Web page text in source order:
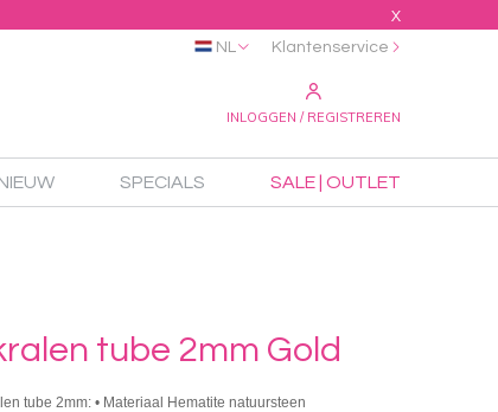
X
INLOGGEN / REGISTREREN
NL Klantenservice
SPECIALS SALE | OUTLET
tube 2mm Gold
tube 2mm: • Materiaal Hematite natuursteen